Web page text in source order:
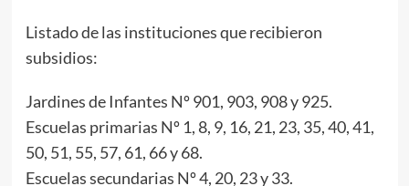
Listado de las instituciones que recibieron
subsidios:
Jardines de Infantes Nº 901, 903, 908 y 925.
Escuelas primarias Nº 1, 8, 9, 16, 21, 23, 35, 40, 41,
50, 51, 55, 57, 61, 66 y 68.
Escuelas secundarias Nº 4, 20, 23 y 33.